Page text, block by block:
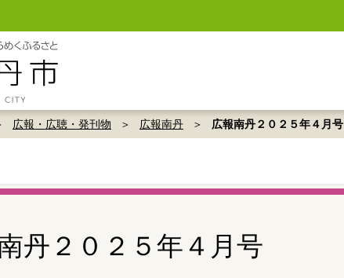
広報・広聴・発刊物 広報南丹 広報南丹２０２５年４月号
丹２０２５年４月号